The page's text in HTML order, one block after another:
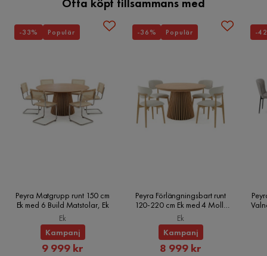
Tillverkning
Peyra Matgrupp runt 150 cm
Ek med 6 Build Matstolar, Ek
Ek
Kampanj
Rabatterat
9 999 kr
-33% Populär
Peyra Förlängningsbart runt
120-220 cm Ek med 4 Molly
Matstolar, Ek
Ek
Kampanj
Rabatterat
8 999 kr
-36% Populär -